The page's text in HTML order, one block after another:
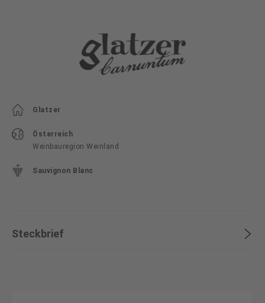
Glatzer
Österreich
Weinbauregion Weinland
Sauvignon Blanc
Steckbrief